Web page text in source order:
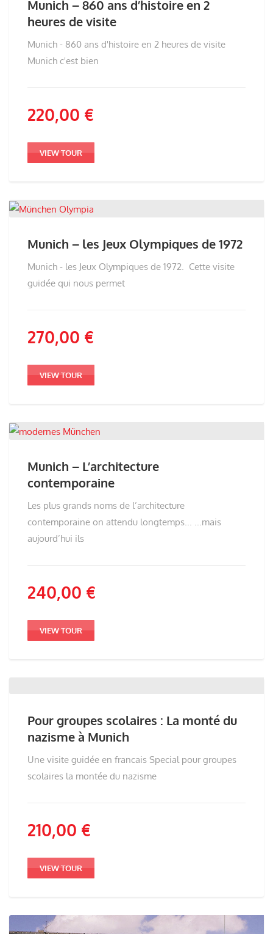
Munich – 860 ans d’histoire en 2
heures de visite
Munich - 860 ans d'histoire en 2 heures de visite
Munich c'est bien
220,00 €
VIEW TOUR
Munich – les Jeux Olympiques de 1972
Munich - les Jeux Olympiques de 1972. Cette visite
guidée qui nous permet
270,00 €
VIEW TOUR
Munich – L’architecture
contemporaine
Les plus grands noms de l’architecture
contemporaine on attendu longtemps... ...mais
aujourd’hui ils
240,00 €
VIEW TOUR
Pour groupes scolaires : La monté du
nazisme à Munich
Une visite guidée en francais Special pour groupes
scolaires la montée du nazisme
210,00 €
VIEW TOUR